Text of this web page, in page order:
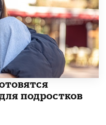
подростков